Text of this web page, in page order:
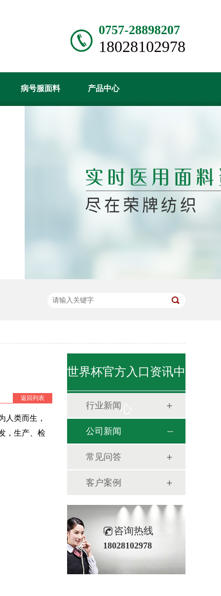
0757-28898207
18028102978
病号服面料 产品中心
返回列表
类而生，
，生产、检
世界杯官方入口资讯中
心
行业新闻
公司新闻
常见问答
客户案例
咨询热线
18028102978